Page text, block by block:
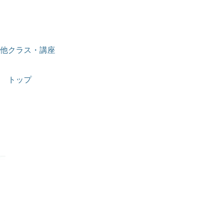
クラス・講座
トップ